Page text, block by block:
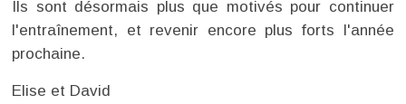
Ils sont désormais plus que motivés pour continuer
l'entraînement, et revenir encore plus forts l'année
prochaine.
Elise et David